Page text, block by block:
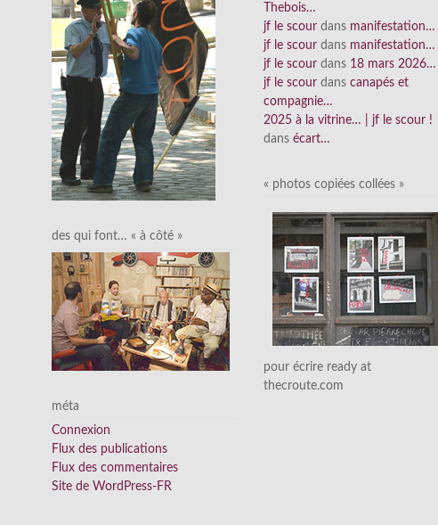
des qui font… « à côté »
méta
Connexion
Flux des publications
Flux des commentaires
Site de WordPress-FR
Thebois…
jf le scour dans manifestation…
jf le scour dans manifestation…
jf le scour dans 18 mars 2026…
jf le scour dans canapés et
compagnie…
2025 à la vitrine… | jf le scour !
dans écart…
« photos copiées collées »
pour écrire ready at
thecroute.com